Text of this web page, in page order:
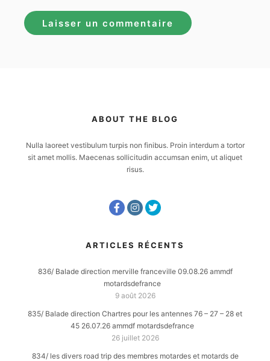
ABOUT THE BLOG
Nulla laoreet vestibulum turpis non finibus. Proin interdum a tortor
sit amet mollis. Maecenas sollicitudin accumsan enim, ut aliquet
risus.
ARTICLES RÉCENTS
836/ Balade direction merville franceville 09.08.26 ammdf
motardsdefrance
9 août 2026
835/ Balade direction Chartres pour les antennes 76 – 27 – 28 et
45 26.07.26 ammdf motardsdefrance
26 juillet 2026
834/ les divers road trip des membres motardes et motards de